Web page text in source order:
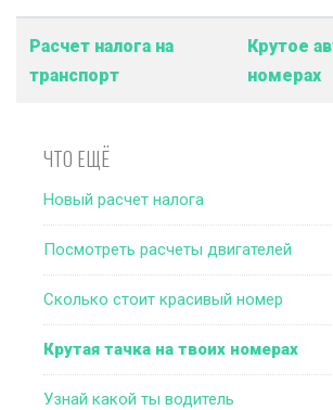
Расчет налога на
транспорт
Крутое
номерах
ЧТО ЕЩЁ
Новый расчет налога
Посмотреть расчеты двигателей
Сколько стоит красивый номер
Крутая тачка на твоих номерах
Узнай какой ты водитель